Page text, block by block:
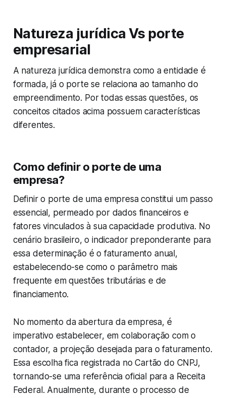
Natureza jurídica Vs porte
empresarial
A natureza jurídica demonstra como a entidade é
formada, já o porte se relaciona ao tamanho do
empreendimento. Por todas essas questões, os
conceitos citados acima possuem características
diferentes.
Como definir o porte de uma
empresa?
Definir o porte de uma empresa constitui um passo
essencial, permeado por dados financeiros e
fatores vinculados à sua capacidade produtiva. No
cenário brasileiro, o indicador preponderante para
essa determinação é o faturamento anual,
estabelecendo-se como o parâmetro mais
frequente em questões tributárias e de
financiamento.
No momento da abertura da empresa, é
imperativo estabelecer, em colaboração com o
contador, a projeção desejada para o faturamento.
Essa escolha fica registrada no Cartão do CNPJ,
tornando-se uma referência oficial para a Receita
Federal. Anualmente, durante o processo de